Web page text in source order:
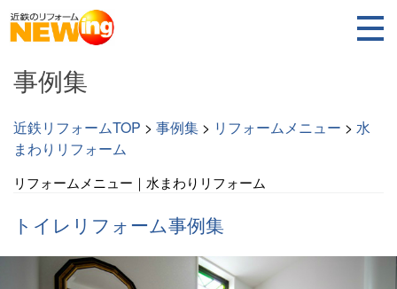
事例集
近鉄リフォームTOP > 事例集 > リフォームメニュー > 水
まわりリフォーム
リフォームメニュー｜水まわりリフォーム
トイレリフォーム事例集